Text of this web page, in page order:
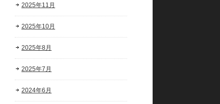
2025年11月
2025年10月
2025年8月
2025年7月
2024年6月